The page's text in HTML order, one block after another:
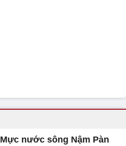
Mực nước sông Nậm Pàn